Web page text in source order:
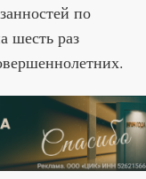
по
шесть раз